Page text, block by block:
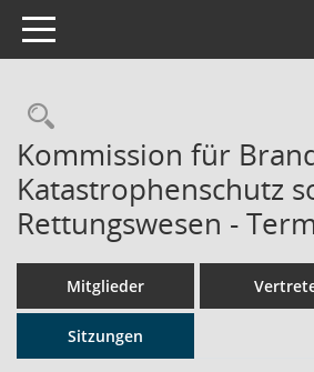
Toggle navigation
Rechercheauswahl
Kommission für
Katastrophenschutz
Rettungswesen -
Mitglieder
Sitzungen